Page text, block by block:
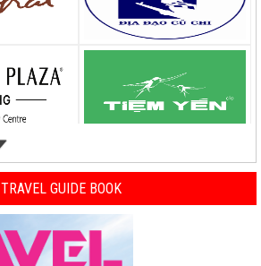
TRAVEL GUIDE BOOK